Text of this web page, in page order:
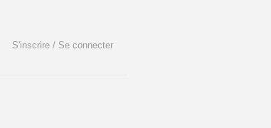
S'inscrire / Se connecter